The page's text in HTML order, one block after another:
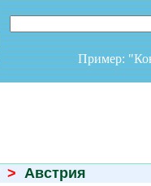
Пример:
> Австрия